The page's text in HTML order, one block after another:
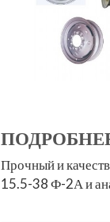
Прочный и
15.5-38 Ф-2А и